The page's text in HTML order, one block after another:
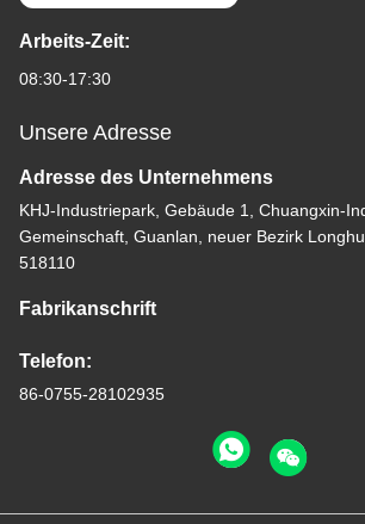
Arbeits-Zeit:
08:30-17:30
Unsere Adresse
Adresse des Unternehmens
KHJ-Industriepark, Gebäude 1, Chuangxin-
Gemeinschaft, Guanlan, neuer Bezirk
518110
Fabrikanschrift
Telefon:
86-0755-28102935